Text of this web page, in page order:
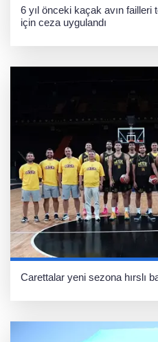
6 yıl önceki kaçak avın
için ceza uygulandı
Carettalar yeni sezona hırslı